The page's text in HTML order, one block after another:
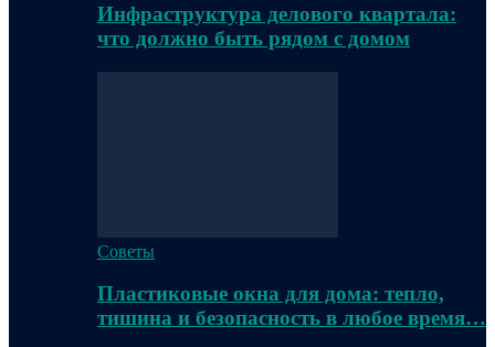
Инфраструктура делового квартала:
что должно быть рядом с домом
Советы
Пластиковые окна для дома: тепло,
тишина и безопасность в любое время…